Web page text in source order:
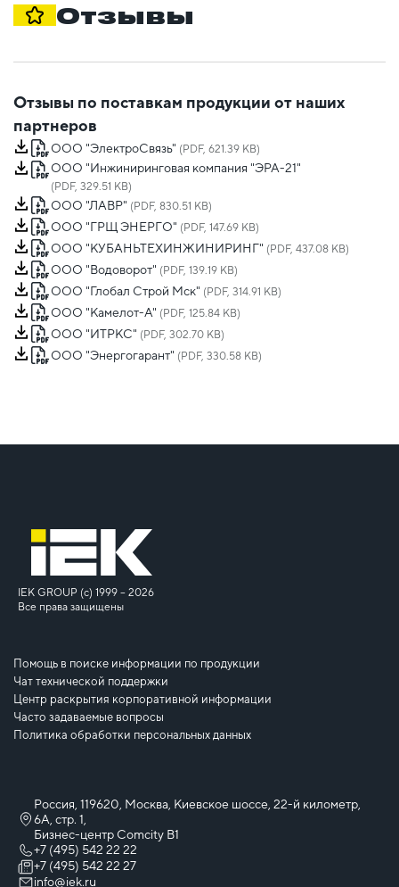
Отзывы
Отзывы по поставкам продукции от наших
партнеров
ООО "ЭлектроСвязь" (PDF, 621.39 KB)
ООО "Инжиниринговая компания "ЭРА-21"
(PDF, 329.51 KB)
ООО "ЛАВР" (PDF, 830.51 KB)
ООО "ГРЩ ЭНЕРГО" (PDF, 147.69 KB)
ООО "КУБАНЬТЕХИНЖИНИРИНГ" (PDF, 437.08 KB)
ООО "Водоворот" (PDF, 139.19 KB)
ООО "Глобал Строй Мск" (PDF, 314.91 KB)
ООО "Камелот-А" (PDF, 125.84 KB)
ООО "ИТРКС" (PDF, 302.70 KB)
ООО "Энергогарант" (PDF, 330.58 KB)
IEK GROUP (c) 1999 – 2026
Все права защищены
Помощь в поиске информации по продукции
Чат технической поддержки
Центр раскрытия корпоративной информации
Часто задаваемые вопросы
Политика обработки персональных данных
Россия, 119620, Москва, Киевское шоссе, 22-й километр,
6А, стр. 1,
Бизнес-центр Comcity B1
+7 (495) 542 22 22
+7 (495) 542 22 27
info@iek.ru